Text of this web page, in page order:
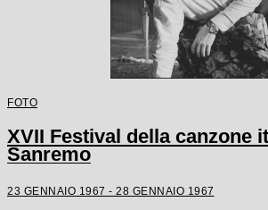
FOTO
XVII Festival della canzone
Sanremo
23 GENNAIO 1967 - 28 GENNAIO 1967